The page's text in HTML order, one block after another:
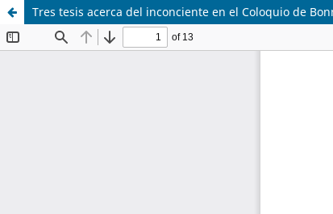
Tres tesis acerca del inconciente en el Coloquio de